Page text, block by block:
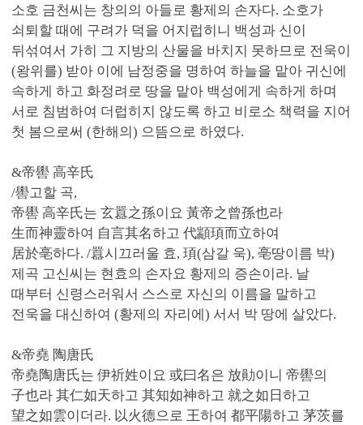
소호 금천씨는 창의의 아들로 황제의 손자다. 소호가
쇠퇴할 때에 구려가 덕을 어지럽히니 백성과 신이
뒤섞여서 가히 그 지방의 산물을 바치지 못하므로 전욱이
(왕위를) 받아 이에 남정중을 명하여 하늘을 맡아 귀신에
속하게 하고 화정려로 땅을 맡아 백성에게 속하게 하며
서로 침범하여 더럽히지 않도록 하고 비로소 책력을 지어
첫 봄으로써 (한해의) 으뜸으로 하였다.
&帝嚳 高辛氏
/嚳고할 곡,
帝嚳 高辛氏는 玄囂之孫이요 黃帝之曾孫也라
生而神靈하여 自言其名하고 代顓頊而立하여
居於亳하다. /囂시끄러울 효, 頊(삼갈 욱), 亳땅이름 박)
제곡 고신씨는 현효의 손자요 황제의 증손이라. 날
때부터 신령스러워서 스스로 자신의 이름을 말하고
전욱을 대신하여 (황제의 자리에) 서서 박 땅에 살았다.
&帝堯 陶唐氏
帝堯陶唐氏는 伊祈姓이요 或曰名은 放勛이니 帝嚳의
子也라 其仁如天하고 其知如神하고 就之如日하고
望之如雲이더라. 以火德으로 王하여 都平陽하고 茅茨를